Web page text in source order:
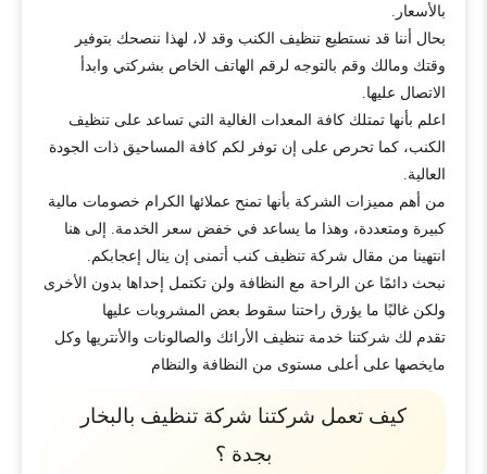
بالأسعار.
بحال أننا قد نستطيع تنظيف الكنب وقد لا، لهذا ننصحك بتوفير
وقتك ومالك وقم بالتوجه لرقم الهاتف الخاص بشركتي وابدأ
الاتصال عليها.
اعلم بأنها تمتلك كافة المعدات الغالية التي تساعد على تنظيف
الكنب، كما تحرص على إن توفر لكم كافة المساحيق ذات الجودة
العالية.
من أهم مميزات الشركة بأنها تمنح عملائها الكرام خصومات مالية
كبيرة ومتعددة، وهذا ما يساعد في خفض سعر الخدمة. إلى هنا
انتهينا من مقال شركة تنظيف كنب أتمنى إن ينال إعجابكم.
نبحث دائمًا عن الراحة مع النظافة ولن تكتمل إحداها بدون الأخرى
ولكن غالبًا ما يؤرق راحتنا سقوط بعض المشروبات عليها
تقدم لك شركتنا خدمة تنظيف الأرائك والصالونات والأنتريها وكل
مايخصها على أعلى مستوى من النظافة والنظام
كيف تعمل شركتنا شركة تنظيف بالبخار
بجدة ؟